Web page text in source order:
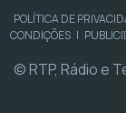
POLÍTICA DE
CONDIÇÕES |
© RTP, Rádio e